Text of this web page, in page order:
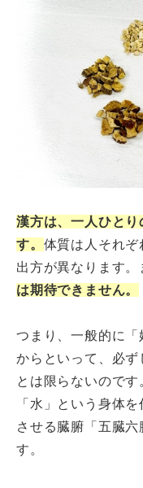
漢方は、一人ひとり
す。 体質は人それ
出方が異なります。
は期待できません。
つまり、一般的に
からといって、必
とは限らないのです
「水」という身体
させる臓腑「五臓
す。